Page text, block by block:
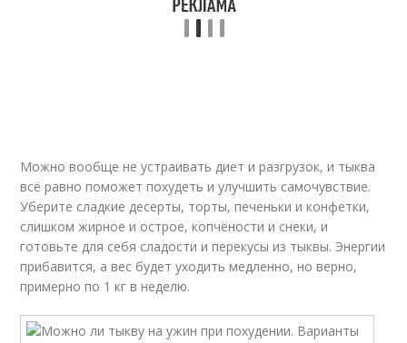
Можно вообще не устраивать диет и разгрузок, и тыква
всё равно поможет похудеть и улучшить самочувствие.
Уберите сладкие десерты, торты, печеньки и конфетки,
слишком жирное и острое, копчёности и снеки, и
готовьте для себя сладости и перекусы из тыквы. Энергии
прибавится, а вес будет уходить медленно, но верно,
примерно по 1 кг в неделю.